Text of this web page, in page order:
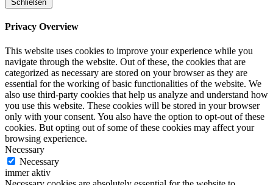
Schließen
Privacy Overview
This website uses cookies to improve your experience while you
navigate through the website. Out of these, the cookies that are
categorized as necessary are stored on your browser as they are
essential for the working of basic functionalities of the website. We
also use third-party cookies that help us analyze and understand how
you use this website. These cookies will be stored in your browser
only with your consent. You also have the option to opt-out of these
cookies. But opting out of some of these cookies may affect your
browsing experience.
Necessary
Necessary
immer aktiv